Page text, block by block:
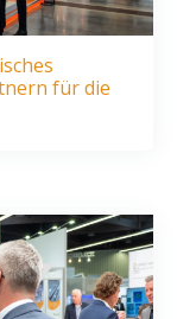
für die